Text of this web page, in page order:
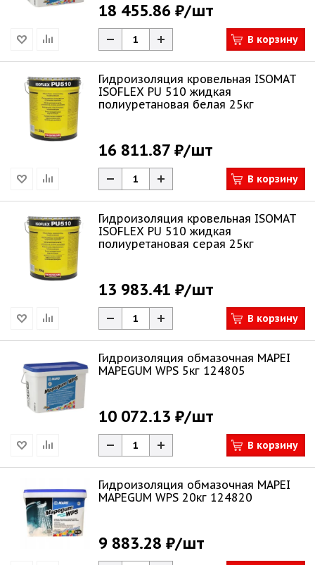
18 455.86 ₽/шт
В корзину
Гидроизоляция кровельная ISOMAT
ISOFLEX PU 510 жидкая
полиуретановая белая 25кг
16 811.87 ₽/шт
В корзину
Гидроизоляция кровельная ISOMAT
ISOFLEX PU 510 жидкая
полиуретановая серая 25кг
13 983.41 ₽/шт
В корзину
Гидроизоляция обмазочная MAPEI
MAPEGUM WPS 5кг 124805
10 072.13 ₽/шт
В корзину
Гидроизоляция обмазочная MAPEI
MAPEGUM WPS 20кг 124820
9 883.28 ₽/шт